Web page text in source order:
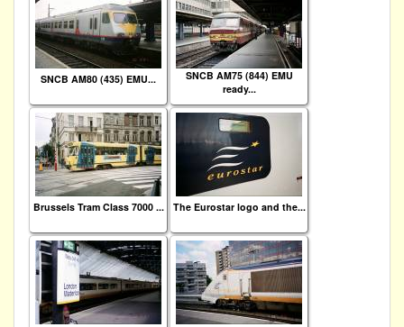
SNCB AM80 (435) EMU...
SNCB AM75 (844) EMU
ready...
Brussels Tram Class 7000 ... The Eurostar logo and the...